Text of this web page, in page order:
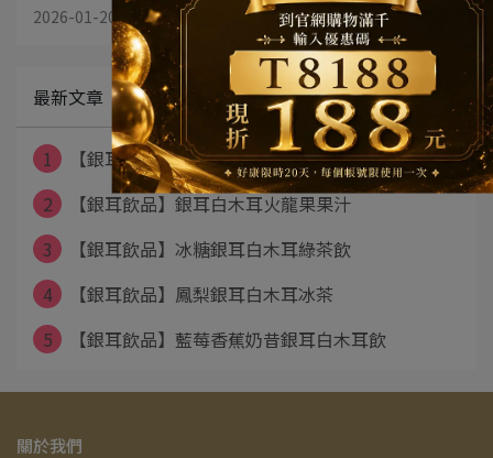
2026-01-20
最新文章
1
【銀耳飲品】美妍珍珠蔓越莓脆片奶露
2
【銀耳飲品】銀耳白木耳火龍果果汁
3
【銀耳飲品】冰糖銀耳白木耳綠茶飲
4
【銀耳飲品】鳳梨銀耳白木耳冰茶
5
【銀耳飲品】藍莓香蕉奶昔銀耳白木耳飲
關於我們